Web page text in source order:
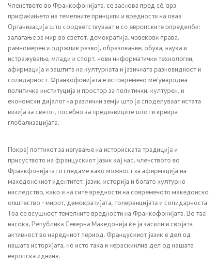
ЕУ Членство
НАТО Членство
Економска дипломатија
Регионални иницијативи
Мултилатерални односи
Прашањето за името
Посети ја Северна Македонија
Европски систем за влез и излез и патни одобренија
Конзуларни услуги
Македонски државјани
Странски државјани
Членството во Франкофонијата, се заснова пред сè, врз
прифаќањето на темелните принципи и вредности на оваа
Организација што соодветствуваат и со европските определби:
залагање за мир во светот, демократија, човекови права,
рамномерен и одржлив развој, образование, обука, наука и
истражување, млади и спорт, нови информатички технологии,
афирмација и заштита на културната и јазичната разновидност и
солидарност. Франкофонијата е истовремено меѓународна
политичка институција и простор за политички, културен, и
економски дијалог на различни земји што ја споделуваат истата
визија за светот, посебно за предизвиците што ги креира
глобализацијата.
Покрај поттикот за негување на историската традиција и
присуството на францускиот јазик кај нас, членството во
Франкфонијата го гледаме како можност за афирмација на
македонскиот идентитет, јазик, историја и богато културно
наследство, како и на сите вредности на современото македонско
општество - мирот, демократијата, толеранцијата и солидарноста.
Тоа се всушност темелните вредности на Франкофонијата. Во таа
насока, Република Северна Македонија ќе ја засили и својата
активност во наредниот период. Францускиот јазик е дел од
нашата историјата, но исто така и нераскинлив дел од нашата
европска иднина.